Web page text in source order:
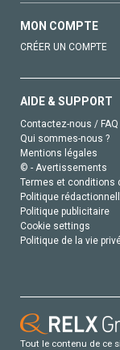
MON COMPTE
CRÉER UN COMPTE
AIDE & SUPPORT
Contactez-nous / FAQ
Qui sommes-nous ?
Mentions légales
© - Avertissements
Termes et conditions
Politique
Politique publicitaire
Cookie settings
Politique de la vie
Tout le contenu de ce